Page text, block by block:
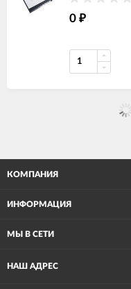
0 ₽
КОМПАНИЯ
ИНФОРМАЦИЯ
МЫ В СЕТИ
НАШ АДРЕС